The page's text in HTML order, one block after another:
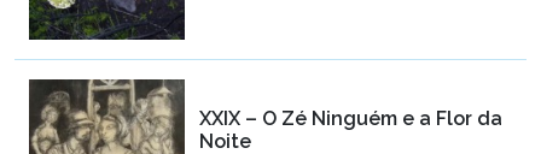
XXIX – O Zé Ninguém e a Flor da
Noite